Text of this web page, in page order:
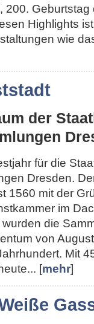
200.
Highlights
wie
der
für die
Dresden.
1560 mit der
im
die
von
Mit
[mehr]